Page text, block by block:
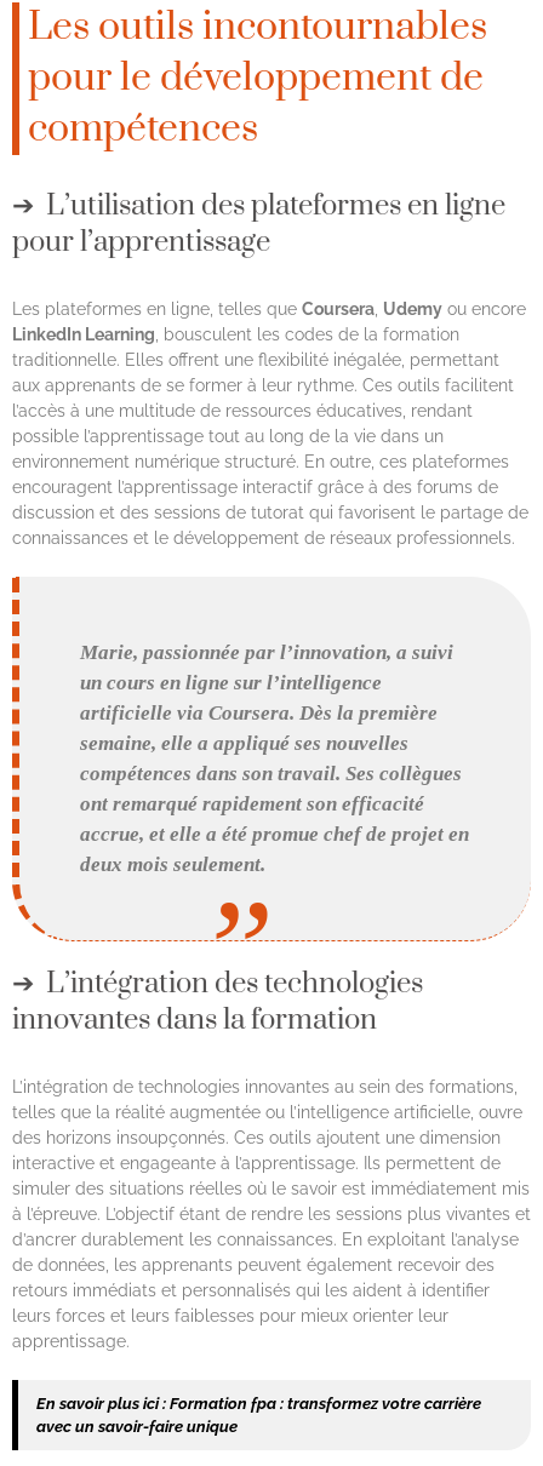
Les outils incontournables
pour le développement de
compétences
L’utilisation des plateformes en ligne
pour l’apprentissage
Les plateformes en ligne, telles que Coursera Udemy ou encore
LinkedIn Learning , bousculent les codes de la formation
traditionnelle. Elles offrent une flexibilité inégalée, permettant
aux apprenants de se former à leur rythme. Ces outils facilitent
l’accès à une multitude de ressources éducatives, rendant
possible l’apprentissage tout au long de la vie dans un
environnement numérique structuré. En outre, ces plateformes
encouragent l’apprentissage interactif grâce à des forums de
discussion et des sessions de tutorat qui favorisent le partage de
connaissances et le développement de réseaux professionnels.
Marie, passionnée par l’innovation, a suivi
un cours en ligne sur l’intelligence
artificielle via Coursera. Dès la première
semaine, elle a appliqué ses nouvelles
compétences dans son travail. Ses collègues
ont remarqué rapidement son efficacité
accrue, et elle a été promue chef de projet en
deux mois seulement.
L’intégration des technologies
innovantes dans la formation
L’intégration de technologies innovantes au sein des formations,
telles que la réalité augmentée ou l’intelligence artificielle, ouvre
des horizons insoupçonnés. Ces outils ajoutent une dimension
interactive et engageante à l’apprentissage. Ils permettent de
simuler des situations réelles où le savoir est immédiatement mis
à l’épreuve. L’objectif étant de rendre les sessions plus vivantes et
d’ancrer durablement les connaissances. En exploitant l’analyse
de données, les apprenants peuvent également recevoir des
retours immédiats et personnalisés qui les aident à identifier
leurs forces et leurs faiblesses pour mieux orienter leur
apprentissage.
En savoir plus ici : Formation fpa : transformez votre carrière
avec un savoir-faire unique